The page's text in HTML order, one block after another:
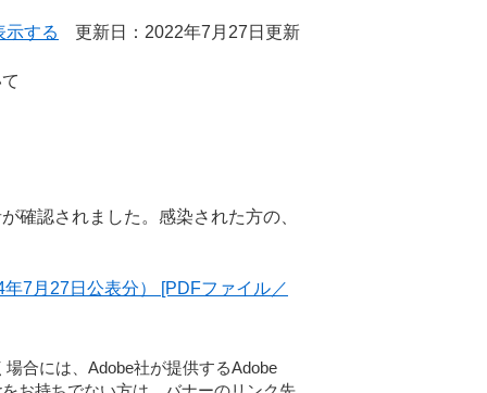
示する 更新日：2022年7月27日更新
確認されました。感染された方の、
7月27日公表分） [PDFファイル／
合には、Adobe社が提供するAdobe